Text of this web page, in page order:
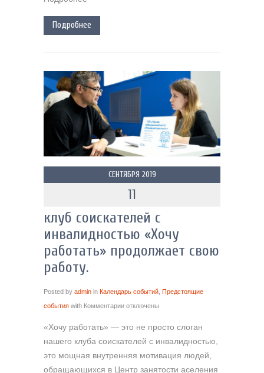
Подробнее
СЕНТЯБРЯ 2019
11
клуб соискателей с
инвалидностью «Хочу
работать» продолжает свою
работу.
Posted by admin in Календарь событий Предстоящие
события with Комментарии отключены
«Хочу работать» — это не просто слоган
нашего клуба соискателей с инвалидностью,
это мощная внутренняя мотивация людей,
обращающихся в Центр занятости аселения